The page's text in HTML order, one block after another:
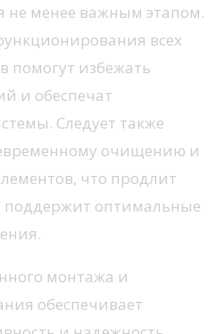
не менее важным этапом.
всех
помогут избежать
и обеспечат
Следует также
очищению и
что продлит
поддержит оптимальные
монтажа и
обеспечивает